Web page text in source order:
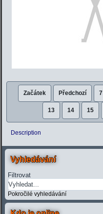
Začátek Předchozí 7
13 14 15
Description
Vyhledávání
Filtrovat
Pokročilé vyhledávání